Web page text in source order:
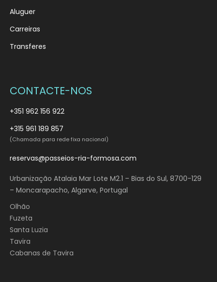
Aluguer
Carreiras
Transferes
CONTACTE-NOS
+351 962 156 922
+315 961 189 857
(Chamada para rede fixa nacional)
reservas@passeios-ria-formosa.com
Urbanização Atalaia Mar Lote M2.1 – Bias do Sul, 8700-129
– Moncarapacho, Algarve, Portugal
Olhão
Fuzeta
Santa Luzia
Tavira
Cabanas de Tavira